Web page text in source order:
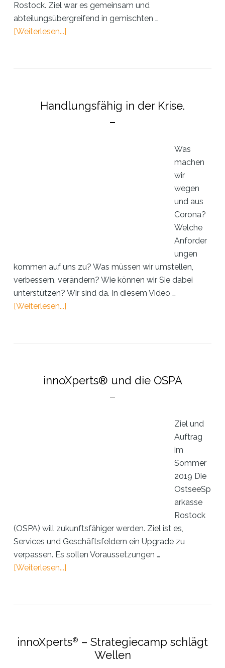
Rostock. Ziel war es gemeinsam und
abteilungsübergreifend in gemischten …
[Weiterlesen...]
in
Handlungsfähig in der Krise.
Was
machen
wir
wegen
und aus
Corona?
Welche
Anforder
ungen
kommen auf uns zu? Was müssen wir umstellen,
verbessern, verändern? Wie können wir Sie dabei
unterstützen? Wir sind da. In diesem Video …
[Weiterlesen...]
innoXperts® und die OSPA
Ziel und
Auftrag
im
Sommer
2019 Die
OstseeSp
arkasse
Rostock
(OSPA) will zukunftsfähiger werden. Ziel ist es,
Services und Geschäftsfeldern ein Upgrade zu
verpassen. Es sollen Voraussetzungen …
[Weiterlesen...]
innoXperts® – Strategiecamp schlägt
Wellen